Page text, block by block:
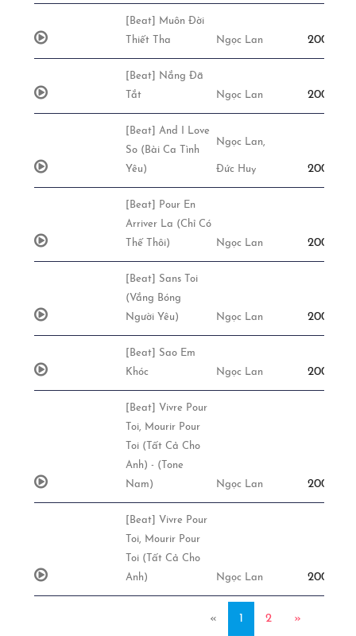
[Beat] Muôn Đời
Thiết Tha
Ngọc Lan
[Beat] Nắng Đã
Tắt
Ngọc Lan
[Beat] And I Love
So (Bài Ca Tình
Yêu)
Ngọc Lan,
Đức Huy
[Beat] Pour En
Arriver La (Chỉ Có
Thế Thôi)
Ngọc Lan
[Beat] Sans Toi
(Vắng Bóng
Người Yêu)
Ngọc Lan
[Beat] Sao Em
Khóc
Ngọc Lan
[Beat] Vivre Pour
Toi, Mourir Pour
Toi (Tất Cả Cho
Anh) - (Tone
Nam)
Ngọc Lan
[Beat] Vivre Pour
Toi, Mourir Pour
Toi (Tất Cả Cho
Anh)
Ngọc Lan
« 1 2 »